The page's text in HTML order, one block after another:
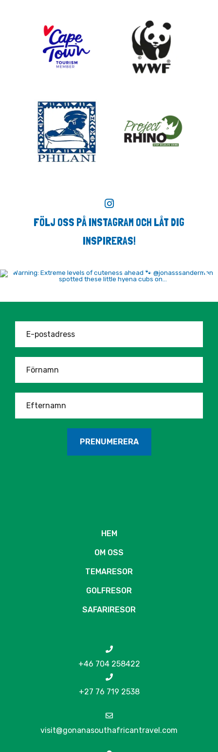
FÖLJ OSS PÅ INSTAGRAM OCH LÅT DIG
INSPIRERAS!
HEM
OM OSS
TEMARESOR
GOLFRESOR
SAFARIRESOR
+46 704 258422
+27 76 719 2538
visit@gonanasouthafricantravel.com